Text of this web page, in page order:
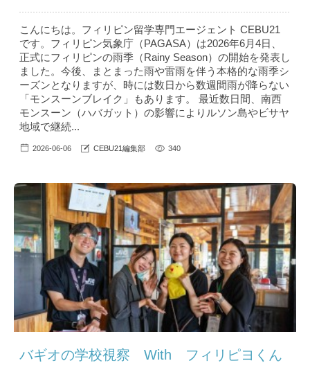
こんにちは。フィリピン留学専門エージェント CEBU21
です。フィリピン気象庁（PAGASA）は2026年6月4日、
正式にフィリピンの雨季（Rainy Season）の開始を発表し
ました。今後、まとまった雨や雷雨を伴う本格的な雨季シ
ーズンとなりますが、時には数日から数週間雨が降らない
「モンスーンブレイク」もあります。 最近数日間、南西
モンスーン（ハバガット）の影響によりルソン島やビサヤ
地域で継続...
2026-06-06 CEBU21編集部 340
バギオの学校視察 With フィリピヨくん